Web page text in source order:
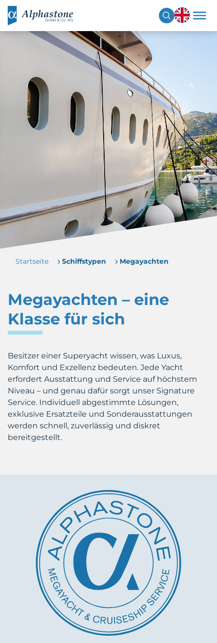
Startseite Schiffstypen Megayachten
Megayachten – eine
Klasse für sich
Besitzer einer Superyacht wissen, was Luxus,
Komfort und Exzellenz bedeuten. Jede Yacht
erfordert Ausstattung und Service auf höchstem
Niveau – und genau dafür sorgt unser Signature
Service. Individuell abgestimmte Lösungen,
exklusive Ersatzteile und Sonderausstattungen
werden schnell, zuverlässig und diskret
bereitgestellt.